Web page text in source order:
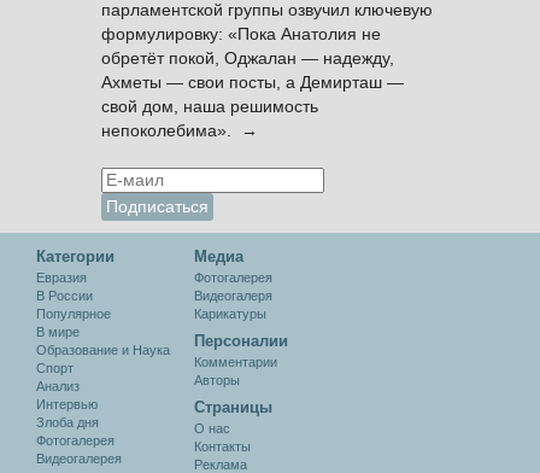
парламентской группы озвучил ключевую
формулировку: «Пока Анатолия не
обретёт покой, Оджалан — надежду,
Ахметы — свои посты, а Демирташ —
свой дом, наша решимость
непоколебима». →
Категории
Евразия
В России
Популярное
В мире
Образование и Наука
Спорт
Анализ
Интервью
Злоба дня
Фотогалерея
Видеогалерея
Медиа
Фотогалерея
Видеогалеря
Карикатуры
Персоналии
Комментарии
Авторы
Cтраницы
О нас
Контакты
Реклама